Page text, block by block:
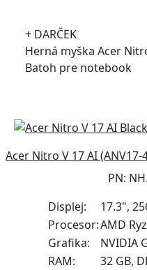
+ DARČEK
Herná myška Acer
Batoh pre notebook
Acer Nitro V 17 AI (ANV17-
PN:
Displej:
17.3",
Procesor:AMD
Grafika:
NVIDIA
RAM:
32 GB,